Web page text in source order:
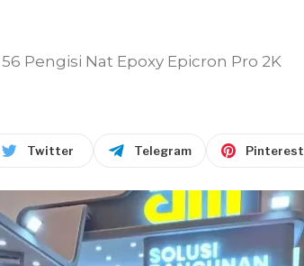
Pengisi Nat Epoxy Epicron Pro 2K
Twitter Telegram Pinterest